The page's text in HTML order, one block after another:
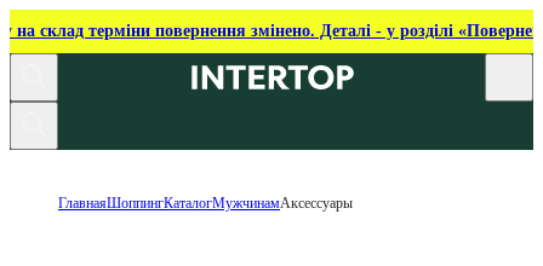
на склад терміни повернення змінено. Деталі - у розділі
ГлавнаяШоппингКаталогМужчинамАксессуары